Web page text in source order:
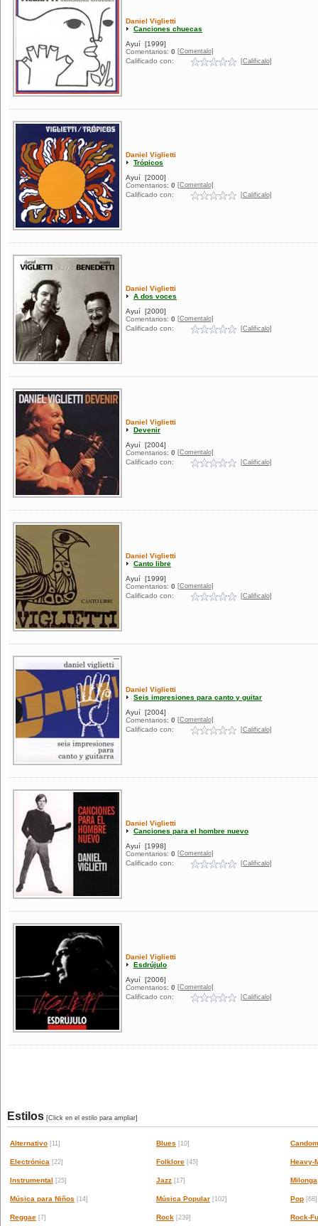
Daniel Viglietti
Canciones chuecas
Ayuí [1999]
Comentarios: 0 [Comentalo]
Calificado con: [Calificalo]
Daniel Viglietti
Trópicos
Ayuí [2000]
Comentarios: 0 [Comentalo]
Calificado con: [Calificalo]
Daniel Viglietti
A dos voces
Ayuí [2000]
Comentarios: 0 [Comentalo]
Calificado con: [Calificalo]
Daniel Viglietti
Devenir
Ayuí [2004]
Comentarios: 0 [Comentalo]
Calificado con: [Calificalo]
Daniel Viglietti
Canto libre
Ayuí [1999]
Comentarios: 0 [Comentalo]
Calificado con: [Calificalo]
Daniel Viglietti
Seis impresiones para canto y guitar
Ayuí [2004]
Comentarios: 0 [Comentalo]
Calificado con: [Calificalo]
Daniel Viglietti
Canciones para el hombre nuevo
Ayuí [1998]
Comentarios: 0 [Comentalo]
Calificado con: [Calificalo]
Daniel Viglietti
Esdrújulo
Ayuí [2006]
Comentarios: 0 [Comentalo]
Calificado con: [Calificalo]
Estilos [Click en el estilo para ampliar]
Alternativo [11] Blues [10]
Electrónica [22] Folklore [45] Heavy-
Instrumental [25] Jazz [17] Milonga
Música para Niños [14] Música Popular [102] Pop [68]
Reggae [7] Rock [239] Rock-